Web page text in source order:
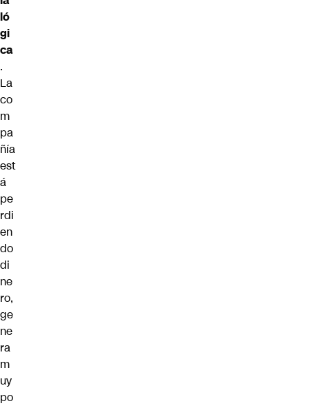
ló
gi
ca
.
La
co
m
pa
ñía
est
á
pe
rdi
en
do
di
ne
ro,
ge
ne
ra
m
uy
po